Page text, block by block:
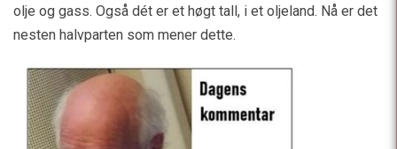
olje og gass. Også dét er et høgt tall, i et oljeland. Nå er det
nesten halvparten som mener dette.